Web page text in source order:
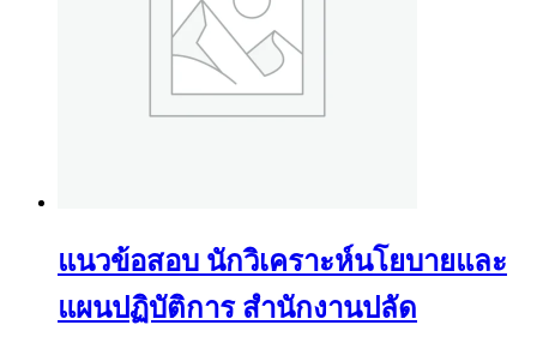
แนวข้อสอบ นักวิเคราะห์นโยบายและ
แผนปฏิบัติการ สำนักงานปลัด